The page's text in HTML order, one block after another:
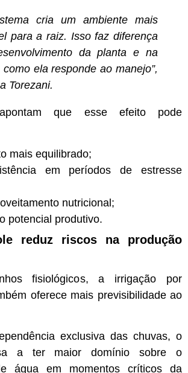
cria um ambiente mais
para a raiz. Isso faz diferença
da planta e na
como ela responde ao manejo”,
Torezani.
apontam que esse efeito pode
mais equilibrado;
em períodos de estresse
nutricional;
potencial produtivo.
reduz riscos na produção
fisiológicos, a irrigação por
oferece mais previsibilidade ao
exclusiva das chuvas, o
a ter maior domínio sobre o
água em momentos críticos da